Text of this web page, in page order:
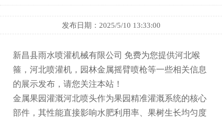
发布日期：2025/5/10 13:33:00
新昌县雨水喷灌机械有限公司 免费为您提供河北喉
箍 ，河北喷灌机，园林金属摇臂喷枪等一些相关信息
的展示发布，请您关注本站！
金属果园灌溉河北喷头作为果园精准灌溉系统的核心
部件，其性能直接影响水肥利用率、果树生长均匀度